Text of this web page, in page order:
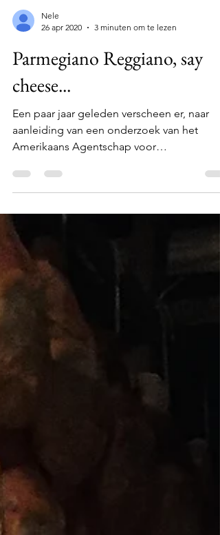
26 apr 2020
3 minuten om te lezen
Parmegiano Reggiano, say
cheese...
Een paar jaar geleden verscheen er, naar
aanleiding van een onderzoek van het
Amerikaans Agentschap voor
Voedselveiligheid, een artikel...